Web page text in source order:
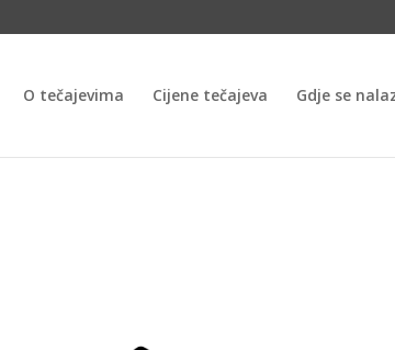
O tečajevima Cijene tečajeva Gdje se